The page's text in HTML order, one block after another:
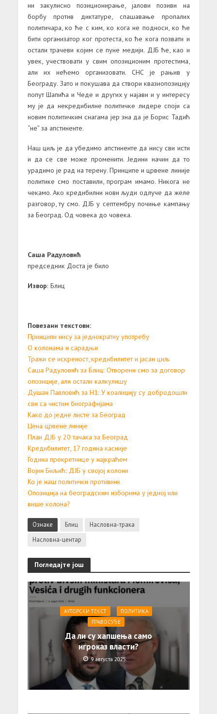
ни закулисно позиционирање, јалови позиви на
борбу против диктатуре, спашавање пропалих
политичара, ко ће с ким, ко кога не подноси, ко ће
бити организатор ког протеста, ко ће кога позвати и
остали трачеви којим се пуне медији. ДЈБ ће, као и
увек, учествовати у свим опозиционим протестима,
али их нећемо организовати. СНС је рањив у
Београду. Зато и покушава да створи квазиопозицију
попут Шапића и Чеде и других у најави и у интересу
му је да некредибилне политичке лидере споји са
новим политичким снагама јер зна да је Борис Тадић
“не” за апстиненте.
Наш циљ је да убедимо апстиненте да нису сви исти
и да се све може променити. Једини начин да то
урадимо је рад на терену. Принципе и црвене линије
политике смо поставили, програм имамо. Никога не
чекамо. Ако кредибилни нови људи одлуче да желе
разговор, ту смо. ДЈБ у септембру почиње кампању
за Београд. Од човека до човека.
Саша Радуловић
председник Доста је било
Извор: Блиц
Повезани текстови:
Принципи нису за једнократну употребу
О колонама и сарадњи
Тражи се искреност, кредибилитет и јасан циљ
Саша Радуловић за Блиц: Отворени смо за договор
опозиције, али остали калкулишу
Душан Павловић за Н1: У коалицију су добродошли
сви са чистим биографијама
Како до једне листе за Београд
Цена црвене линије
План ДЈБ у 20 тачака за Београд
Кредибилитет, 17 година касније
Година прекретнице у најкраћем
Војин Биљић: ДЈБ у својој колони
Ко је наш политички противник
Опозиција на београдским изборима у једној или
више колона?
Ознаке Блиц
Насловна-трака
Насловна-центар
Погледајте још
АУТОРСКИ ТЕКСТ
ПОЛИТИКА
ПРАВОСУЂЕ
Да ли су хапшења само
игроказ власти?
9. августа 2025.